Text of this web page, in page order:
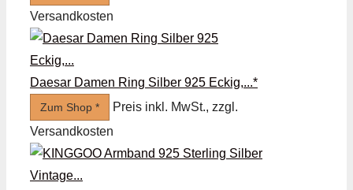
Versandkosten
Daesar Damen Ring Silber 925 Eckig,...*
Zum Shop *
Preis inkl. MwSt., zzgl.
Versandkosten